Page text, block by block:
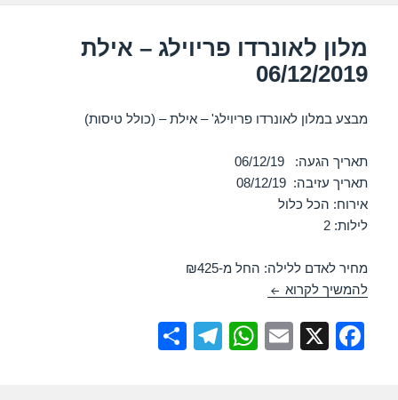
מלון לאונרדו פריוילג – אילת
06/12/2019
מבצע במלון לאונרדו פריוילג' – אילת – (כולל טיסות)
תאריך הגעה: 06/12/19
תאריך עזיבה: 08/12/19
אירוח: הכל כלול
לילות: 2
מחיר לאדם ללילה: החל מ-₪425
להמשיך לקרוא מלון לאונרדו פריוילג – אילת 06/12/2019
F
X
E
W
T